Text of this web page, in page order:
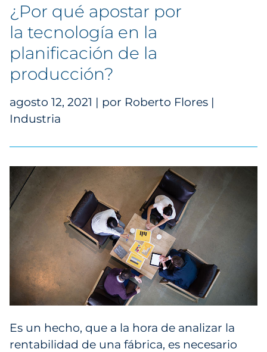
¿Por qué apostar por
la tecnología en la
planificación de la
producción?
agosto 12, 2021 | por Roberto Flores |
Industria
Es un hecho, que a la hora de analizar la
rentabilidad de una fábrica, es necesario